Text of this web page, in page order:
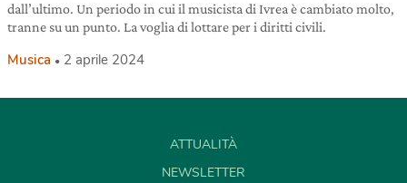
dall’ultimo. Un periodo in cui il musicista di Ivrea è cambiato molto,
tranne su un punto. La voglia di lottare per i diritti civili.
Musica 2 aprile 2024
ATTUALITÀ
NEWSLETTER